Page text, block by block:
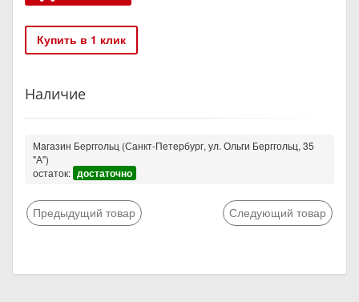
Купить в 1 клик
Наличие
Магазин Берггольц (Санкт-Петербург, ул. Ольги Берггольц, 35
"А")
остаток: достаточно
Предыдущий товар Следующий товар